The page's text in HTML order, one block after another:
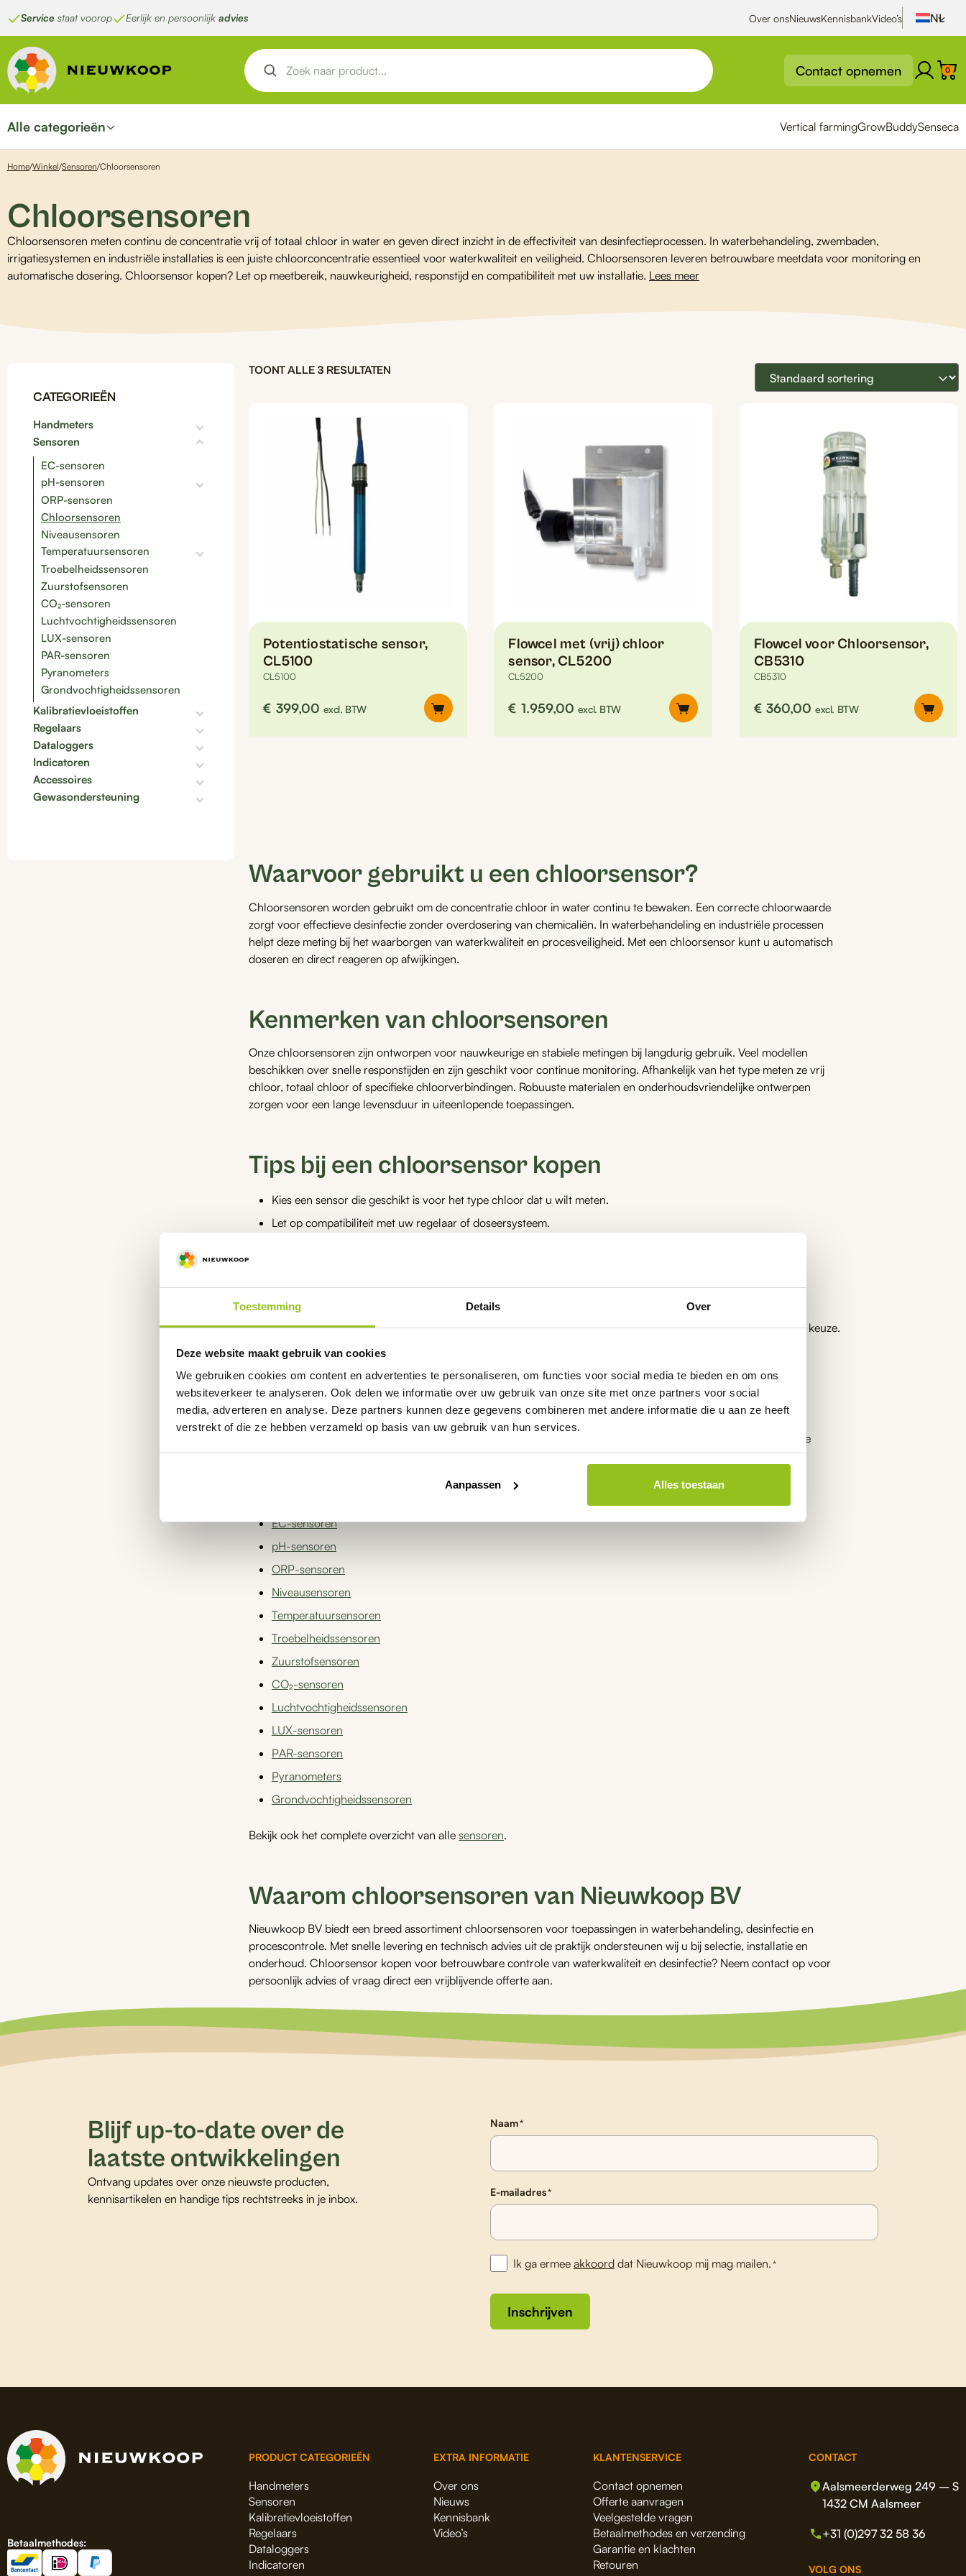
Toestemming Details Over
Deze website maakt gebruik van cookies
We gebruiken cookies om content en advertenties te personaliseren, om functies voor social media te bieden en om ons
websiteverkeer te analyseren. Ook delen we informatie over uw gebruik van onze site met onze partners voor social
media, adverteren en analyse. Deze partners kunnen deze gegevens combineren met andere informatie die u aan ze heeft
verstrekt of die ze hebben verzameld op basis van uw gebruik van hun services.
Aanpassen Alles toestaan
naar
inhoud
Service staat voorop Eerlijk en persoonlijk advies Over onsNieuwsKennisbankVideo’s
Contact opnemen 0
Alle categorieën Vertical farmingGrowBuddySenseca
Home/Winkel/Sensoren/Chloorsensoren
Chloorsensoren
Chloorsensoren meten continu de concentratie vrij of totaal chloor in water en geven direct inzicht in de effectiviteit van desinfectieprocessen. In waterbehandeling, zwembaden,
irrigatiesystemen en industriële installaties is een juiste chloorconcentratie essentieel voor waterkwaliteit en veiligheid. Chloorsensoren leveren betrouwbare meetdata voor monitoring en
automatische dosering. Chloorsensor kopen? Let op meetbereik, nauwkeurigheid, responstijd en compatibiliteit met uw installatie. Lees meer
CATEGORIEËN
Handmeters
Sensoren
EC-sensoren
pH-sensoren
ORP-sensoren
Chloorsensoren
Niveausensoren
Temperatuursensoren
Troebelheidssensoren
Zuurstofsensoren
CO₂-sensoren
Luchtvochtigheidssensoren
LUX-sensoren
PAR-sensoren
Pyranometers
Grondvochtigheidssensoren
Kalibratievloeistoffen
Regelaars
Dataloggers
Indicatoren
Accessoires
Gewasondersteuning
TOONT ALLE 3 RESULTATEN
Potentiostatische sensor,
CL5100
CL5100
€ 399,00 excl. BTW
Flowcel met (vrij) chloor
sensor, CL5200
CL5200
€ 1.959,00 excl. BTW
Flowcel voor Chloorsensor,
CB5310
CB5310
€ 360,00 excl. BTW
Waarvoor gebruikt u een chloorsensor?
Chloorsensoren worden gebruikt om de concentratie chloor in water continu te bewaken. Een correcte chloorwaarde
zorgt voor effectieve desinfectie zonder overdosering van chemicaliën. In waterbehandeling en industriële processen
helpt deze meting bij het waarborgen van waterkwaliteit en procesveiligheid. Met een chloorsensor kunt u automatisch
doseren en direct reageren op afwijkingen.
Kenmerken van chloorsensoren
Onze chloorsensoren zijn ontworpen voor nauwkeurige en stabiele metingen bij langdurig gebruik. Veel modellen
beschikken over snelle responstijden en zijn geschikt voor continue monitoring. Afhankelijk van het type meten ze vrij
chloor, totaal chloor of specifieke chloorverbindingen. Robuuste materialen en onderhoudsvriendelijke ontwerpen
zorgen voor een lange levensduur in uiteenlopende toepassingen.
Tips bij een chloorsensor kopen
Kies een sensor die geschikt is voor het type chloor dat u wilt meten.
Let op compatibiliteit met uw regelaar of doseersysteem.
Overweeg sensoren met lage onderhoudsbehoefte bij continue inzet.
Twijfelt u tussen verschillende chloorsensoren of toepassingen? Wij adviseren u graag bij het maken van de juiste keuze.
Welke chloorsensor heeft u nodig?
Binnen het assortiment chloorsensoren vindt u verschillende oplossingen voor continue monitoring van
desinfectieprocessen en waterkwaliteit. Daarnaast kunt u eenvoudig navigeren naar andere categorieën binnen de
sensoren.
EC-sensoren
pH-sensoren
ORP-sensoren
Niveausensoren
Temperatuursensoren
Troebelheidssensoren
Zuurstofsensoren
CO₂-sensoren
Luchtvochtigheidssensoren
LUX-sensoren
PAR-sensoren
Pyranometers
Grondvochtigheidssensoren
Bekijk ook het complete overzicht van alle sensoren.
Waarom chloorsensoren van Nieuwkoop BV
Nieuwkoop BV biedt een breed assortiment chloorsensoren voor toepassingen in waterbehandeling, desinfectie en
procescontrole. Met snelle levering en technisch advies uit de praktijk ondersteunen wij u bij selectie, installatie en
onderhoud. Chloorsensor kopen voor betrouwbare controle van waterkwaliteit en desinfectie? Neem contact op voor
persoonlijk advies of vraag direct een vrijblijvende offerte aan.
Blijf up-to-date over de
laatste ontwikkelingen
Ontvang updates over onze nieuwste producten,
kennisartikelen en handige tips rechtstreeks in je inbox.
Naam*
E-mailadres*
Ik ga ermee akkoord dat Nieuwkoop mij mag mailen.*
Inschrijven
Betaalmethodes:
PRODUCT CATEGORIEËN
Handmeters
Sensoren
Kalibratievloeistoffen
Regelaars
Dataloggers
Indicatoren
EXTRA INFORMATIE
Over ons
Nieuws
Kennisbank
Video’s
KLANTENSERVICE
Contact opnemen
Offerte aanvragen
Veelgestelde vragen
Betaalmethodes en verzending
Garantie en klachten
Retouren
CONTACT
Aalsmeerderweg 249 – S
1432 CM Aalsmeer
+31 (0)297 32 58 36
VOLG ONS